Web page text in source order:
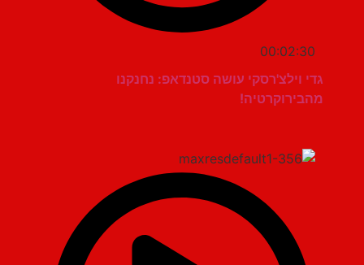
00:02:30
גדי וילצ'רסקי עושה סטנדאפ: נחנקנו
מהבירוקרטיה!